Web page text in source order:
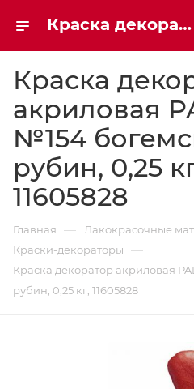
Краска декоратор акриловая PALIZH №154 богемский рубин, 0,25 кг; 11605828
Краска
акриловая
№154
рубин, 0,25
11605828
Главная — Лакокрасочные
Краски-декораторы —
Краска декоратор акриловая
рубин, 0,25 кг; 11605828